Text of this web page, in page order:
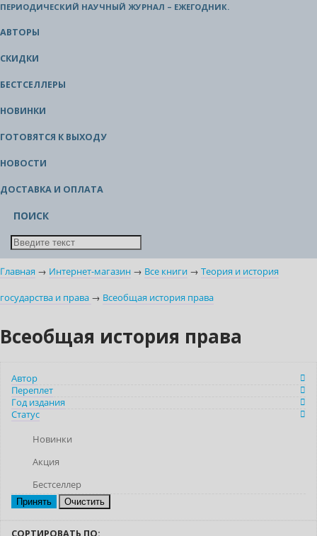
ПЕРИОДИЧЕСКИЙ НАУЧНЫЙ ЖУРНАЛ – ЕЖЕГОДНИК.
АВТОРЫ
СКИДКИ
БЕСТСЕЛЛЕРЫ
НОВИНКИ
ГОТОВЯТСЯ К ВЫХОДУ
НОВОСТИ
ДОСТАВКА И ОПЛАТА
ПОИСК
Главная → Интернет-магазин → Все книги → Теория и история
государства и права → Всеобщая история права
Всеобщая история права
Автор
Переплет
Год издания
Статус
Новинки
Акция
Бестселлер
Очистить